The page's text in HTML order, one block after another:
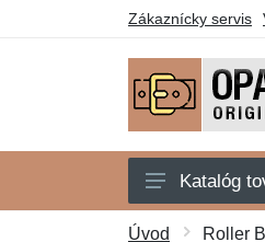
Zákaznícky servis
Štátne
Katalóg
Úvod Roller